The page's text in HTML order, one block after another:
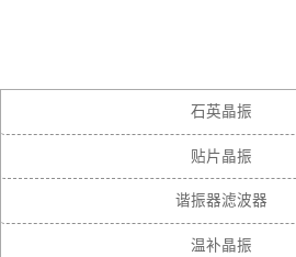
石英晶振
贴片晶振
谐振器滤波器
温补晶振